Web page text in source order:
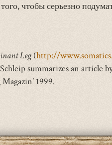
чтобы серьезно
Leg(http://
summarizes an article
1999.